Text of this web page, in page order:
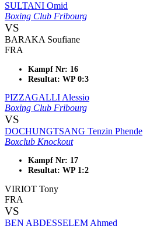
SULTANI Omid
Boxing Club Fribourg
VS
BARAKA Soufiane
FRA
Kampf Nr: 16
Resultat: WP 0:3
PIZZAGALLI Alessio
Boxing Club Fribourg
VS
DOCHUNGTSANG Tenzin Phende
Boxclub Knockout
Kampf Nr: 17
Resultat: WP 1:2
VIRIOT Tony
FRA
VS
BEN ABDESSELEM Ahmed